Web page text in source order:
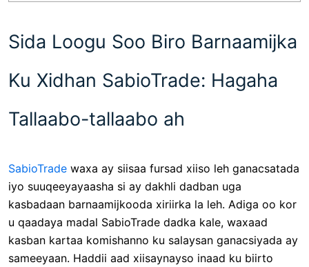
Sida Loogu Soo Biro Barnaamijka
Ku Xidhan SabioTrade: Hagaha
Tallaabo-tallaabo ah
SabioTrade waxa ay siisaa fursad xiiso leh ganacsatada
iyo suuqeeyayaasha si ay dakhli dadban uga
kasbadaan barnaamijkooda xiriirka la leh. Adiga oo kor
u qaadaya madal SabioTrade dadka kale, waxaad
kasban kartaa komishanno ku salaysan ganacsiyada ay
sameeyaan. Haddii aad xiisaynayso inaad ku biirto